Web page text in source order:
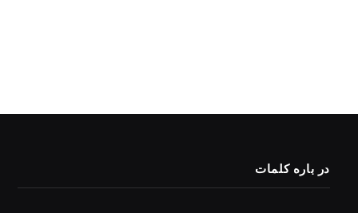
در باره کلمات